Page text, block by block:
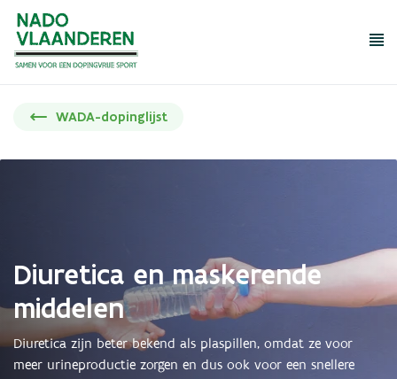
Wat mag niet?
Dopingcontrole
Rechten en plichten
Over NADO
FAQ
Regelgeving
WADA-dopinglijst
Diuretica en maskerende
middelen
Diuretica zijn beter bekend als plaspillen, omdat ze voor
meer urineproductie zorgen en dus ook voor een snellere